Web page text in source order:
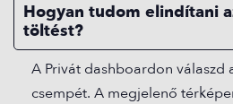
Hogyan tudom elindítani
töltést?
A Privát dashboardon válaszd
csempét. A megjelenő